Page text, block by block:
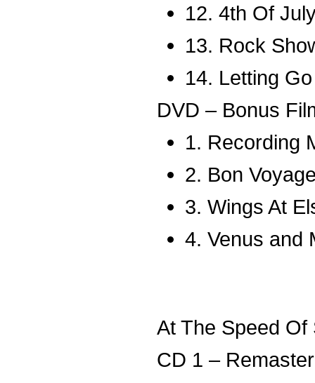
12. 4th Of
13. Rock
14. Letting
DVD – Bonus
1. Recording
2. Bon
3. Wings At
4. Venus and
At The Speed Of
CD 1 –